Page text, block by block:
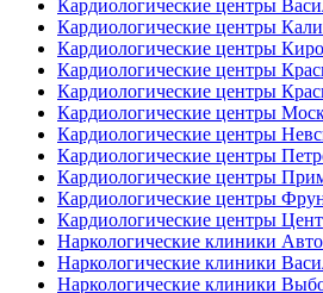
Кардиологические центры
Кардиологические центры
Кардиологические центры
Кардиологические центры
Кардиологические центры
Кардиологические центры
Кардиологические центры
Кардиологические центры
Кардиологические центры
Кардиологические центры
Кардиологические центры
Наркологические клиники
Наркологические клиники
Наркологические клиники